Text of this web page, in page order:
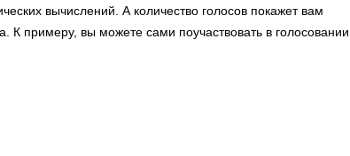
вычислений. А количество голосов покажет вам
К примеру, вы можете сами поучаствовать в